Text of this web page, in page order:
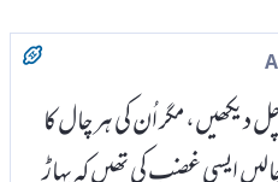
مگر اُن کی ہر چال کا